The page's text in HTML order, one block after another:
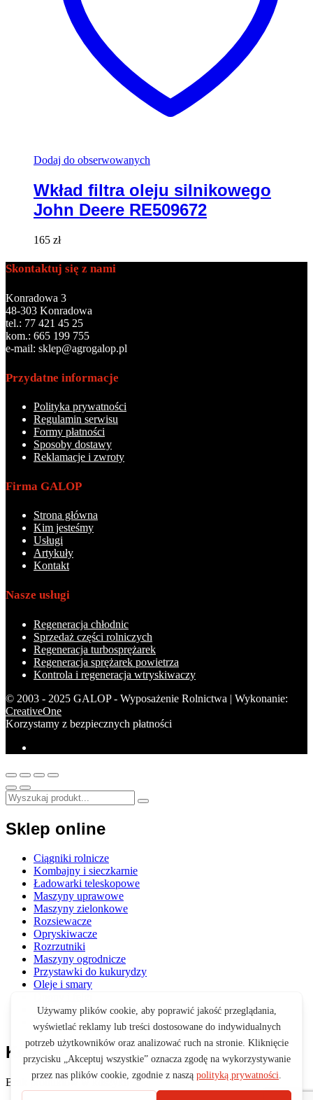
Dodaj do obserwowanych
Wkład filtra oleju silnikowego
John Deere RE509672
165 zł
Skontaktuj się z nami
Konradowa 3
48-303 Konradowa
tel.: 77 421 45 25
kom.: 665 199 755
e-mail: sklep@agrogalop.pl
Przydatne informacje
Polityka prywatności
Regulamin serwisu
Formy płatności
Sposoby dostawy
Reklamacje i zwroty
Firma GALOP
Strona główna
Kim jesteśmy
Usługi
Artykuły
Kontakt
Nasze usługi
Regeneracja chłodnic
Sprzedaż części rolniczych
Regeneracja turbosprężarek
Regeneracja sprężarek powietrza
Kontrola i regeneracja wtryskiwaczy
© 2003 - 2025 GALOP - Wyposażenie Rolnictwa | Wykonanie:
CreativeOne
Korzystamy z bezpiecznych płatności
Sklep online
Ciągniki rolnicze
Kombajny i sieczkarnie
Ładowarki teleskopowe
Maszyny uprawowe
Maszyny zielonkowe
Rozsiewacze
Opryskiwacze
Rozrzutniki
Maszyny ogrodnicze
Przystawki do kukurydzy
Oleje i smary
Akcesoria
Zabawki
Koszyk
Brak produktów w koszyku.